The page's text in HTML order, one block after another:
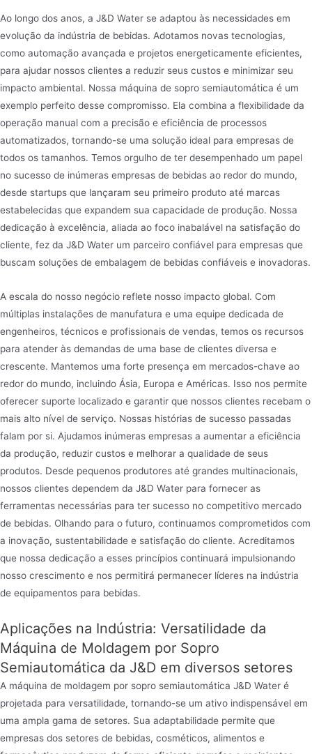
Ao longo dos anos, a J&D Water se adaptou às necessidades em
evolução da indústria de bebidas. Adotamos novas tecnologias,
como automação avançada e projetos energeticamente eficientes,
para ajudar nossos clientes a reduzir seus custos e minimizar seu
impacto ambiental. Nossa máquina de sopro semiautomática é um
exemplo perfeito desse compromisso. Ela combina a flexibilidade da
operação manual com a precisão e eficiência de processos
automatizados, tornando-se uma solução ideal para empresas de
todos os tamanhos. Temos orgulho de ter desempenhado um papel
no sucesso de inúmeras empresas de bebidas ao redor do mundo,
desde startups que lançaram seu primeiro produto até marcas
estabelecidas que expandem sua capacidade de produção. Nossa
dedicação à excelência, aliada ao foco inabalável na satisfação do
cliente, fez da J&D Water um parceiro confiável para empresas que
buscam soluções de embalagem de bebidas confiáveis e inovadoras.
A escala do nosso negócio reflete nosso impacto global. Com
múltiplas instalações de manufatura e uma equipe dedicada de
engenheiros, técnicos e profissionais de vendas, temos os recursos
para atender às demandas de uma base de clientes diversa e
crescente. Mantemos uma forte presença em mercados-chave ao
redor do mundo, incluindo Ásia, Europa e Américas. Isso nos permite
oferecer suporte localizado e garantir que nossos clientes recebam o
mais alto nível de serviço. Nossas histórias de sucesso passadas
falam por si. Ajudamos inúmeras empresas a aumentar a eficiência
da produção, reduzir custos e melhorar a qualidade de seus
produtos. Desde pequenos produtores até grandes multinacionais,
nossos clientes dependem da J&D Water para fornecer as
ferramentas necessárias para ter sucesso no competitivo mercado
de bebidas. Olhando para o futuro, continuamos comprometidos com
a inovação, sustentabilidade e satisfação do cliente. Acreditamos
que nossa dedicação a esses princípios continuará impulsionando
nosso crescimento e nos permitirá permanecer líderes na indústria
de equipamentos para bebidas.
Aplicações na Indústria: Versatilidade da
Máquina de Moldagem por Sopro
Semiautomática da J&D em diversos setores
A máquina de moldagem por sopro semiautomática J&D Water é
projetada para versatilidade, tornando-se um ativo indispensável em
uma ampla gama de setores. Sua adaptabilidade permite que
empresas dos setores de bebidas, cosméticos, alimentos e